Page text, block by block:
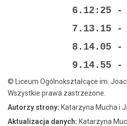
6.12:25 -
7.13.15 -
8.14.05 -
9.14.55 -
© Liceum Ogólnokształcące im.
Wszystkie prawa zastrzeżone.
Autorzy strony: Katarzyna Mucha i
Aktualizacja danych: Katarzyna